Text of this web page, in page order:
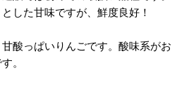
した甘味ですが、鮮度良好！
っぱいりんごです。酸味系がお
。